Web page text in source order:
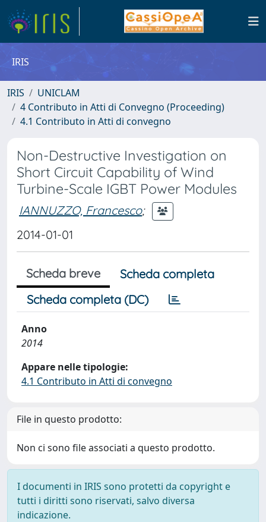
IRIS
IRIS
UNICLAM
4 Contributo in Atti di Convegno (Proceeding)
4.1 Contributo in Atti di convegno
Non-Destructive Investigation on
Short Circuit Capability of Wind
Turbine-Scale IGBT Power Modules
IANNUZZO, Francesco;
2014-01-01
Scheda breve
Scheda completa
Scheda completa (DC)
Anno
2014
Appare nelle tipologie:
4.1 Contributo in Atti di convegno
File in questo prodotto:
Non ci sono file associati a questo prodotto.
I documenti in IRIS sono protetti da copyright e
tutti i diritti sono riservati, salvo diversa
indicazione.